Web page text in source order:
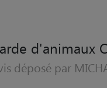
d'animaux
déposé par